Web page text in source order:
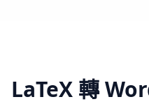
LaTeX 轉